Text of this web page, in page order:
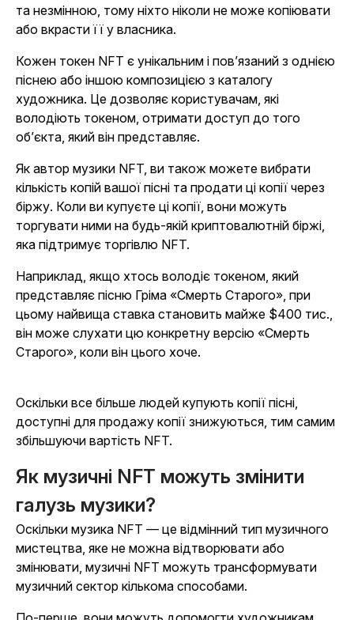
та незмінною, тому ніхто ніколи не може копіювати
або вкрасти її у власника.
Кожен токен NFT є унікальним і пов’язаний з однією
піснею або іншою композицією з каталогу
художника. Це дозволяє користувачам, які
володіють токеном, отримати доступ до того
об’єкта, який він представляє.
Як автор музики NFT, ви також можете вибрати
кількість копій вашої пісні та продати ці копії через
біржу. Коли ви купуєте ці копії, вони можуть
торгувати ними на будь-якій криптовалютній біржі,
яка підтримує торгівлю NFT.
Наприклад, якщо хтось володіє токеном, який
представляє пісню Гріма «Смерть Старого», при
цьому найвища ставка становить майже $400 тис.,
він може слухати цю конкретну версію «Смерть
Старого», коли він цього хоче.
Оскільки все більше людей купують копії пісні,
доступні для продажу копії знижуються, тим самим
збільшуючи вартість NFT.
Як музичні NFT можуть змінити
галузь музики?
Оскільки музика NFT — це відмінний тип музичного
мистецтва, яке не можна відтворювати або
змінювати, музичні NFT можуть трансформувати
музичний сектор кількома способами.